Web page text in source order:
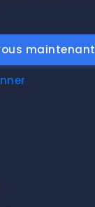
maintenant